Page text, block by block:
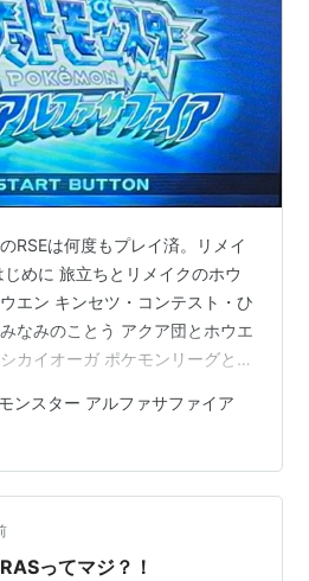
RSEは何度もプレイ済。リメイ
めに 旅立ちとリメイクのホウ
エン キンセツ・コンテスト・ひ
なみのことう アクア団とホウエ
カイオーガ ポケモンリーグと殿
ず導入の音楽が最高すぎる こ
演出 3Dハルカちゃん 神BGM！
リメイクの新要素か ◎新要素と
部分的にシンボルエンカウント
ますねぇ シンボルエンカウント
ンスター アルファサファイア
ってマジ？！